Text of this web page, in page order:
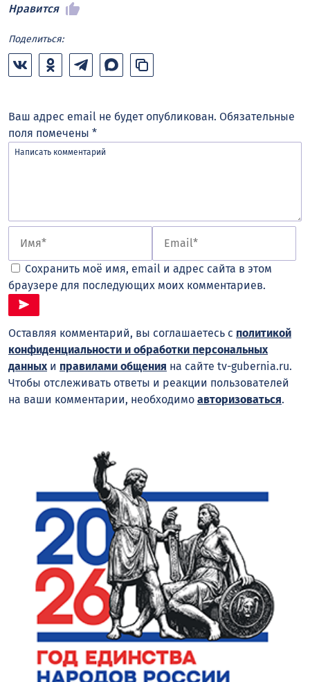
Нравится
Поделиться:
Ваш адрес email не будет опубликован. Обязательные
поля помечены *
Сохранить моё имя, email и адрес сайта в этом
браузере для последующих моих комментариев.
Оставляя комментарий, вы соглашаетесь с политикой
конфиденциальности и обработки персональных
данных и правилами общения на сайте tv-gubernia.ru.
Чтобы отслеживать ответы и реакции пользователей
на ваши комментарии, необходимо авторизоваться.